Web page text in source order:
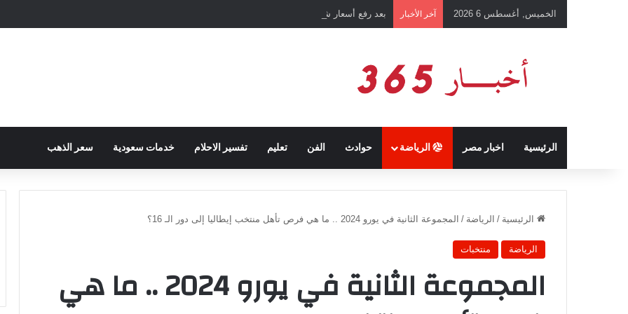
الخميس, أغسطس 6 2026 آخر الأخبار بعد رفع أسعار شرائح الكهرباء … وزارة التموين توجه تحذير لأصحاب المخابز من رفع أسعار الخبز
الرئيسية اخبار مصر الرياضة حوادث الفن تعليم تفسير الاحلام خدمات سعودية سعر الذهب
الرئيسية / الرياضة / المجموعة الثانية في يورو 2024 .. ما هي فرص تأهل منتخب إيطاليا إلى دور الـ 16؟
الرياضة منتخبات
المجموعة الثانية في يورو 2024 .. ما هي